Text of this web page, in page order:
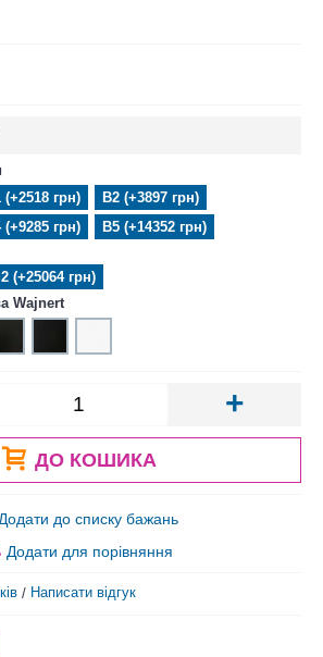
(+2518 грн)
В2 (+3897 грн)
(+9285 грн)
В5 (+14352 грн)
(+25064 грн)
Wajnert
+
ДО КОШИКА
Додати до списку бажань
Додати для порівняння
/ Написати відгук